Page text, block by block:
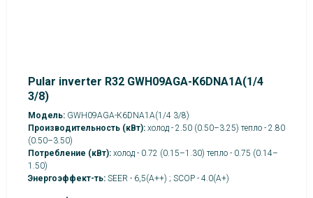
Pular inverter R32 GWH09AGA-K6DNA1A(1/4
3/8)
Модель: GWH09AGA-K6DNA1A(1/4 3/8)
Производительность (кВт): холод - 2.50 (0.50–3.25) тепло - 2.80
(0.50–3.50)
Потребление (кВт): холод - 0.72 (0.15–1.30) тепло - 0.75 (0.14–
1.50)
Энергоэффект-ть: SEER - 6,5(А++) ; SCOP - 4.0(A+)